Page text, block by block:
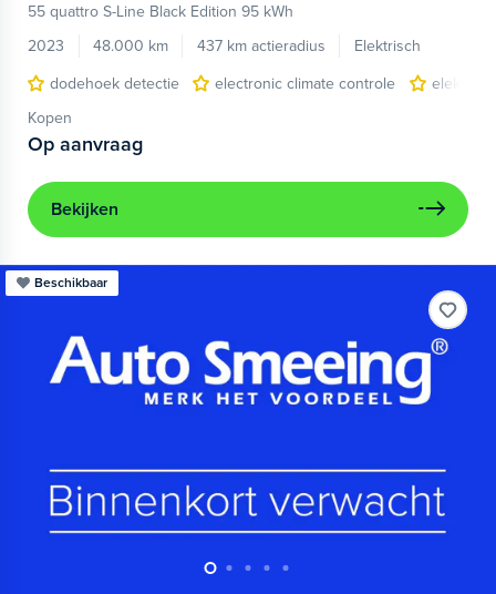
55 quattro S-Line Black Edition 95 kWh
2023
48.000 km 437 km actieradius
Elektrisch
dodehoek detectie
electronic climate controle
Kopen
Op aanvraag
Bekijken
Beschikbaar